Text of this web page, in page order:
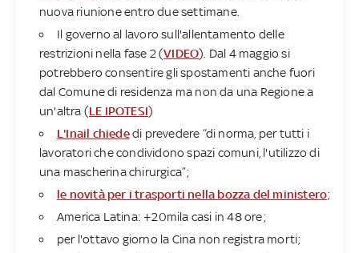
nuova riunione entro due settimane.
Il governo al lavoro sull'allentamento delle
restrizioni nella fase 2 (VIDEO). Dal 4 maggio si
potrebbero consentire gli spostamenti anche fuori
dal Comune di residenza ma non da una Regione a
un'altra (LE IPOTESI)
L'Inail chiededi prevedere “di norma, per tutti i
lavoratori che condividono spazi comuni, l'utilizzo di
una mascherina chirurgica”;
le novità per i trasporti nella bozza del ministero;
America Latina: +20mila casi in 48 ore;
per l'ottavo giorno la Cina non registra morti;